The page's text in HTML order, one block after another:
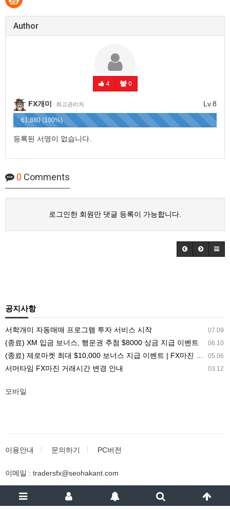
Author
4 0
Lv.8
FX개미 최고관리자
61,880 (100%)
등록된 서명이 없습니다.
0 Comments
로그인한 회원만 댓글 등록이 가능합니다.
공지사항
07.09
서학개미 자동매매 프로그램 투자 서비스 시작
06.10
(종료) XM 입금 보너스, 행운권 추첨 $8000 상금 지급 이벤트
05.06
(종료) 제로마켓 최대 $10,000 보너스 지급 이벤트 | FX마진 해외거래소 ZEROMARKETS
03.12
서머타임 FX마진 거래시간 변경 안내
모바일
이용안내 문의하기 PC버전
이메일 : tradersfx@seohakant.com
서학개미 투자포럼 - 해외투자 트렌드의 중심 All rights reserved.